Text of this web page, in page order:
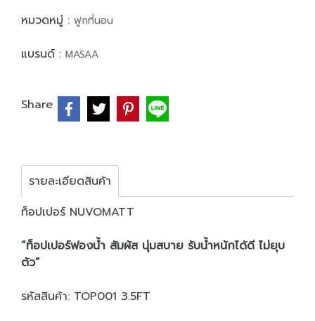
หมวดหมู่ : ฟูกที่นอน
แบรนด์ : MASAA
Share
รายละเอียดสินค้า
ท็อปเปอร์ NUVOMATT
“ท็อปเปอร์ฟองน้ำ สัมผัส นุ่มสบาย รับน้ำหนักได้ดี ไม่ยุบ
ตัว”
รหัสสินค้า: TOP001 3.5FT